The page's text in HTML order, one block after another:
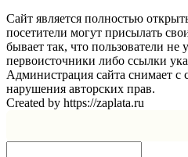
Сайт является полностью
посетители могут присылать
бывает так, что пользователи не
первоисточники либо ссылки
Администрация сайта снимает с
нарушения авторских прав.
Created by https://zaplata.ru